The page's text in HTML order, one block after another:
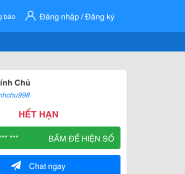
báo Đăng nhập / Đăng ký
Chủ
HẾT HẠN
*** BẤM ĐỂ HIỆN SỐ
Chat ngay